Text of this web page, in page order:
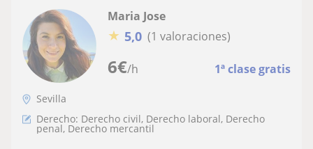
6€/h 1ª clase gratis
Maria Jose
★ 5,0 (1 valoraciones)
Sevilla
Derecho: Derecho civil, Derecho laboral, Derecho
penal, Derecho mercantil